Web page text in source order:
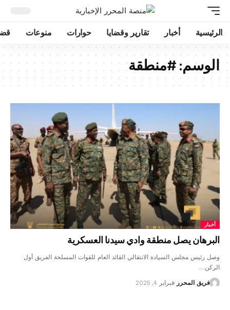
الرئيسية أخبار تقارير وقضايا حوارات منوعات
الوسم: #منطقة
أخبار
البرهان يصل منطقة وادي سيدنا العسكرية
وصل رئيس مجلس السيادة الانتقالي القائد العام للقوات المسلحة الفريق أول
الركن…
فريق المحرر فبراير 4, 2025